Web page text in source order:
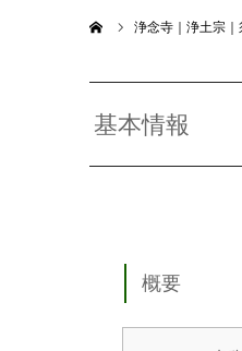
浄念寺｜浄土宗｜
基本情報
概要